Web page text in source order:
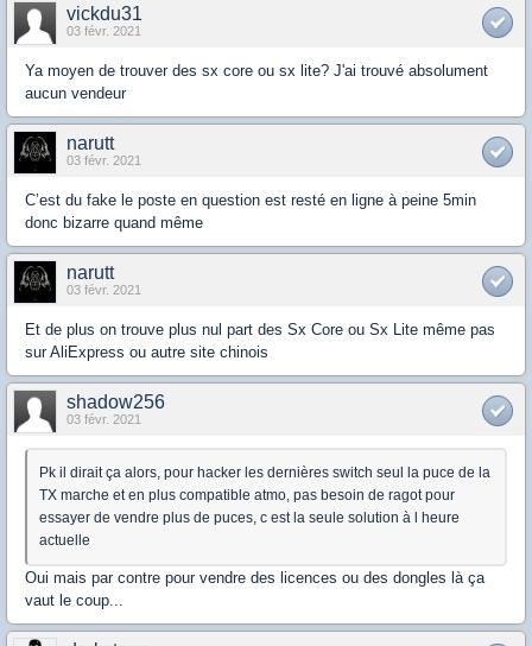
vickdu31
03 févr. 2021
Ya moyen de trouver des sx core ou sx lite? J'ai trouvé absolument
aucun vendeur
narutt
03 févr. 2021
C’est du fake le poste en question est resté en ligne à peine 5min
donc bizarre quand même
narutt
03 févr. 2021
Et de plus on trouve plus nul part des Sx Core ou Sx Lite même pas
sur AliExpress ou autre site chinois
shadow256
03 févr. 2021
Pk il dirait ça alors, pour hacker les dernières switch seul la puce de la
TX marche et en plus compatible atmo, pas besoin de ragot pour
essayer de vendre plus de puces, c est la seule solution à l heure
actuelle
Oui mais par contre pour vendre des licences ou des dongles là ça
vaut le coup...